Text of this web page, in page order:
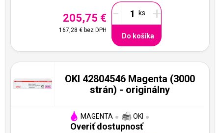
205,75 €
167,28 €bez DPH
- +
Do košíka
OKI 42804546 Magenta (3000
strán) - originálny
MAGENTA OKI
Overiť dostupnosť